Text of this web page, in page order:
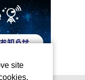
site